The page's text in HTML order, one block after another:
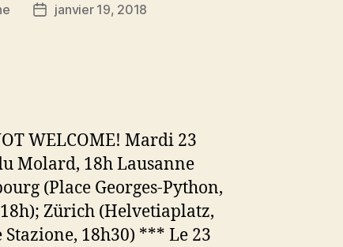
Datejanvier 19, 2018
WELCOME! Mardi 23
Molard, 18h Lausanne
(Place Georges-Python,
Zürich (Helvetiaplatz,
18h30) *** Le 23